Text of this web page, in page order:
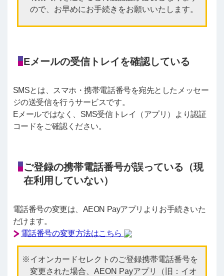
ので、お早めにお手続きをお願いいたします。
Eメールの受信トレイを確認している
SMSとは、スマホ・携帯電話番号を宛先としたメッセー
ジの送受信を行うサービスです。
Eメールではなく、SMS受信トレイ（アプリ）より認証
コードをご確認ください。
ご登録の携帯電話番号が誤っている（現
在利用していない）
電話番号の変更は、AEON Payアプリよりお手続きいた
だけます。
電話番号の変更方法はこちら
イオンカードセレクトのご登録携帯電話番号を
変更された場合、AEON Payアプリ（旧：イオ